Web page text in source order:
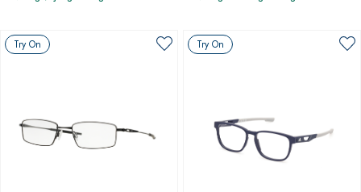
Try On Try On